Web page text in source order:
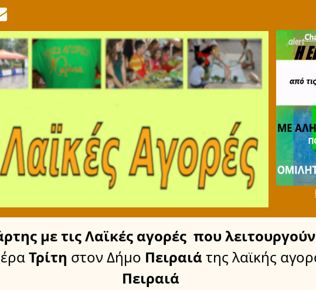
με τις Λαϊκές αγορές που λειτουργούν
Τρίτη στον Δήμο Πειραιά της λαϊκής
Πειραιά